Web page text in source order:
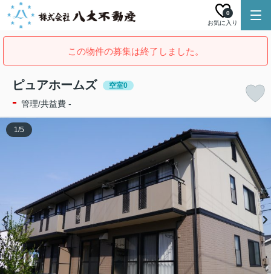
お気に入り
0
この物件の募集は終了しました。
ピュアホームズ 空室0
- 管理/共益費 -
1/5